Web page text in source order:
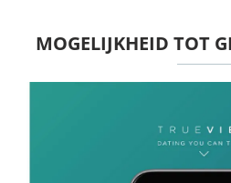
MOGELIJKHEID TOT